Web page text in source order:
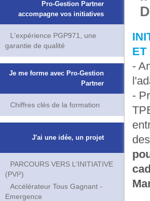
Pro-Gestion Partner
accompagne vos initiatives
L'expérience PGP971, une
garantie de qualité
Je me forme avec Pro-Gestion
Partner
Chiffres clés de la formation
J'ai une idée, un projet
PARCOURS VERS L'INITIATIVE
(PVI²)
Accélérateur Tous Gagnant -
Emergence
ET
-
-